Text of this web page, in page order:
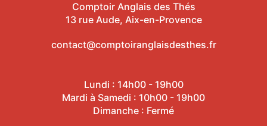
Comptoir Anglais des Thés
13 rue Aude, Aix-en-Provence
contact@comptoiranglaisdesthes.fr
Lundi : 14h00 - 19h00
Mardi à Samedi : 10h00 - 19h00
Dimanche : Fermé